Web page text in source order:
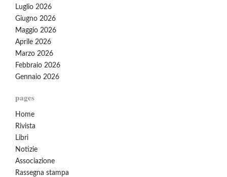
Luglio 2026
Giugno 2026
Maggio 2026
Aprile 2026
Marzo 2026
Febbraio 2026
Gennaio 2026
pages
Home
Rivista
Libri
Notizie
Associazione
Rassegna stampa